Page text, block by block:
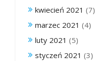
kwiecień 2021 (7)
marzec 2021 (4)
luty 2021 (5)
styczeń 2021 (3)